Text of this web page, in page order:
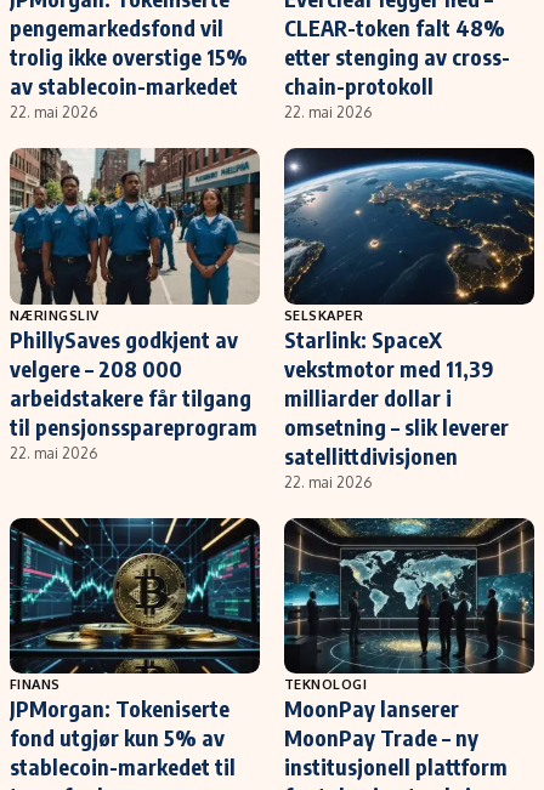
pengemarkedsfond vil
trolig ikke overstige 15%
av stablecoin-markedet
22. mai 2026
CLEAR-token falt 48%
etter stenging av cross-
chain-protokoll
22. mai 2026
NÆRINGSLIV
PhillySaves godkjent av
velgere – 208 000
arbeidstakere får tilgang
til pensjonsspareprogram
22. mai 2026
SELSKAPER
Starlink: SpaceX
vekstmotor med 11,39
milliarder dollar i
omsetning – slik leverer
satellittdivisjonen
22. mai 2026
FINANS
JPMorgan: Tokeniserte
fond utgjør kun 5% av
stablecoin-markedet til
TEKNOLOGI
MoonPay lanserer
MoonPay Trade – ny
institusjonell plattform